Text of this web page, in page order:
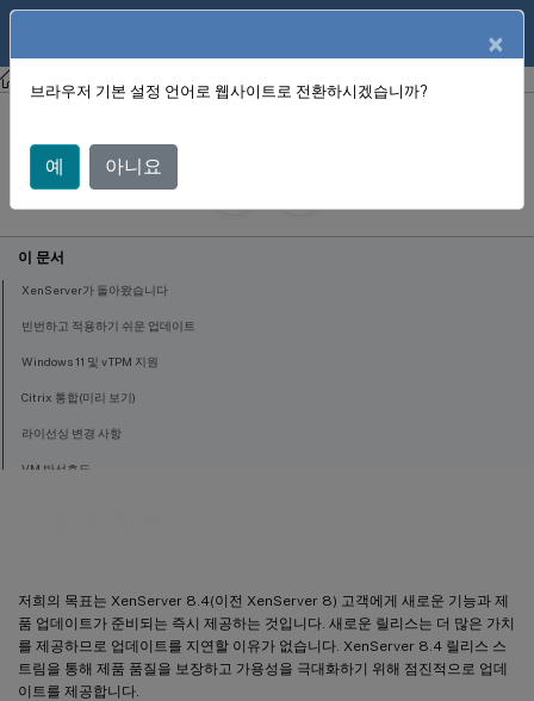
젠서버 8.4
저희의 목표는 XenServer 8.4(이전 XenServer 8) 고객에게 새로운 기능과 제
품 업데이트가 준비되는 즉시 제공하는 것입니다. 새로운 릴리스는 더 많은 가치
를 제공하므로 업데이트를 지연할 이유가 없습니다. XenServer 8.4 릴리스 스
트림을 통해 제품 품질을 보장하고 가용성을 극대화하기 위해 점진적으로 업데
이트를 제공합니다.
새로운 항목
June 12, 2025
X
이 문서
XenServer가 돌아왔습니다
빈번하고 적용하기 쉬운 업데이트
Windows 11 및 vTPM 지원
Citrix 통합(미리 보기)
라이선싱 변경 사항
VM 반선호도
로컬 XFS
변경된 블록 추적은 이제 GFS2 및 XFS SR 유형을 지원합니다
하드웨어 지원에 대한 변경 사항
×
브라우저 기본 설정 언어로 웹사이트로 전환하시겠습니까?
예 아니요